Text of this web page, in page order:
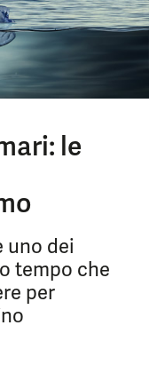
le
uno dei
tempo che
per